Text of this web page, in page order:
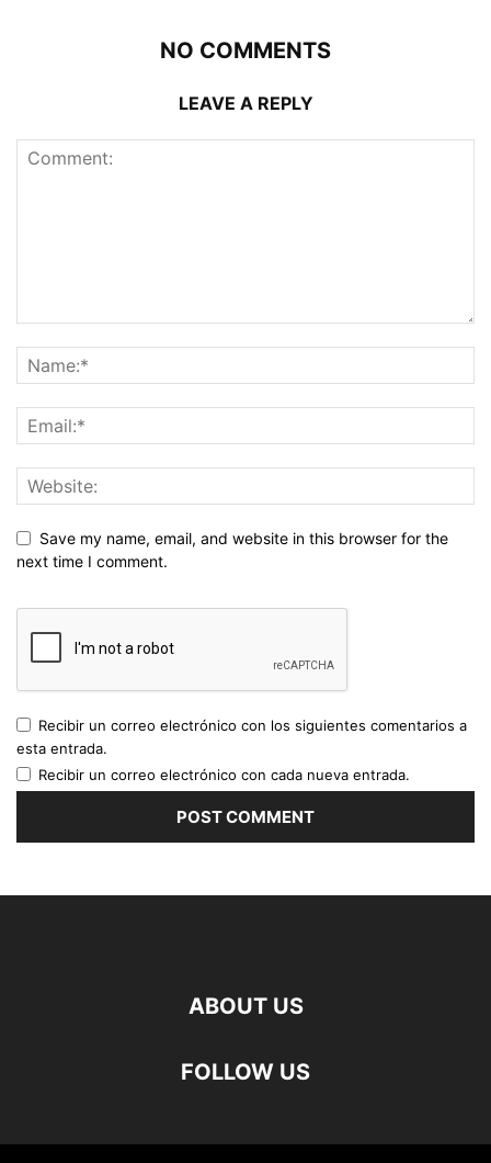
NO COMMENTS
LEAVE A REPLY
Save my name, email, and website in this browser for the
next time I comment.
Recibir un correo electrónico con los siguientes comentarios a
esta entrada.
Recibir un correo electrónico con cada nueva entrada.
ABOUT US
FOLLOW US